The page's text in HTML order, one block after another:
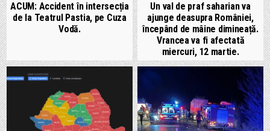
ACUM: Accident în intersecția
de la Teatrul Pastia, pe Cuza
Vodă.
Un val de praf saharian va
ajunge deasupra României,
începând de mâine dimineață.
Vrancea va fi afectată
miercuri, 12 martie.